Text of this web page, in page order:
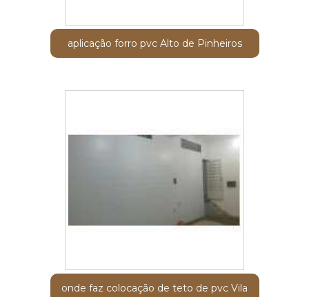
aplicação forro pvc Alto de Pinheiros
onde faz colocação de teto de pvc Vila